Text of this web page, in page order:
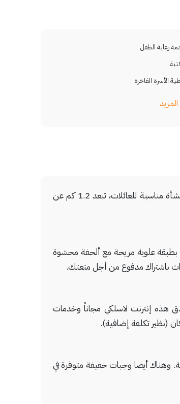
رعاية الطفل
الأسرة الفاخرة
لدى الإقامة في رياض نزهة في فاس (فاس البالي)، ستكون على بُعد 15 دقيقة بالسيارة من مدرسة البوعنانية ومقابر الأشراف. هذا الفندق منشأة مناسبة للعائلات، تبعد 1.2 كم عن
بمراتب بطبقة علوية مريحة مع ألحفة محشوة
باشتراك مدفوع من أجل متعتك.
هذه إنترنت لاسلكي مجاناً وخدمات
(نظير تكلفة إضافية).
سريعة في واحد من 16 مطاعم موجودة في هذا الفندق، أو أقم هنا واستمتع بالاستفادة من خدمة الغرف على مدار 24 ساعة. وهناك أيضا وجبات خفيفة متوفرة في